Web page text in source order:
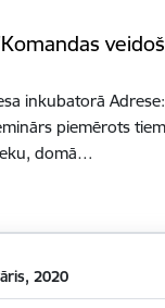
inkubatorā
piemērots
domā…
2020